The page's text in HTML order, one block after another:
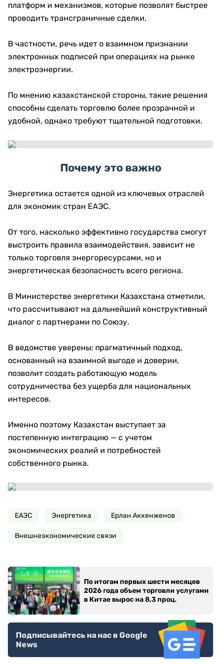
платформ и механизмов, которые позволят быстрее
проводить трансграничные сделки.
В частности, речь идет о взаимном признании
электронных подписей при операциях на рынке
электроэнергии.
По мнению казахстанской стороны, такие решения
способны сделать торговлю более прозрачной и
удобной, однако требуют тщательной подготовки.
Почему это важно
Энергетика остается одной из ключевых отраслей
для экономик стран ЕАЭС.
От того, насколько эффективно государства смогут
выстроить правила взаимодействия, зависит не
только торговля энергоресурсами, но и
энергетическая безопасность всего региона.
В Министерстве энергетики Казахстана отметили,
что рассчитывают на дальнейший конструктивный
диалог с партнерами по Союзу.
В ведомстве уверены: прагматичный подход,
основанный на взаимной выгоде и доверии,
позволит создать работающую модель
сотрудничества без ущерба для национальных
интересов.
Именно поэтому Казахстан выступает за
постепенную интеграцию — с учетом
экономических реалий и потребностей
собственного рынка.
ЕАЭС Энергетика Ерлан Аккенженов
Внешнеэкономические связи
По итогам первых шести месяцев
2026 года объем торговли услугами
в Китае вырос на 8,3 проц.
Подписывайтесь на нас в Google
News